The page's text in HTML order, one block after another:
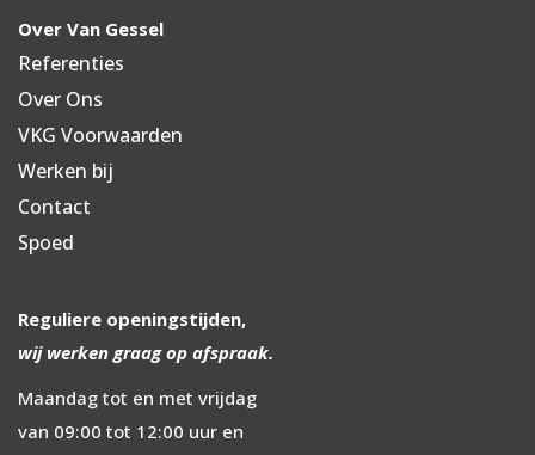
Over Van Gessel
Referenties
Over Ons
VKG Voorwaarden
Werken bij
Contact
Spoed
Reguliere openingstijden,
wij werken graag op afspraak.
Maandag tot en met vrijdag
van 09:00 tot 12:00 uur en